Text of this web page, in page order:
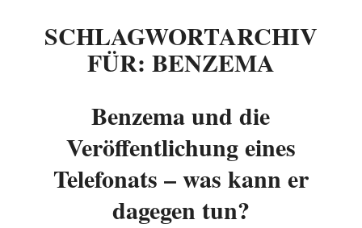
SCHLAGWORTARCHIV
FÜR: BENZEMA
Benzema und die
Veröffentlichung eines
Telefonats – was kann er
dagegen tun?